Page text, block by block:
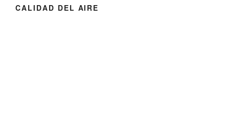
CALIDAD DEL AIRE